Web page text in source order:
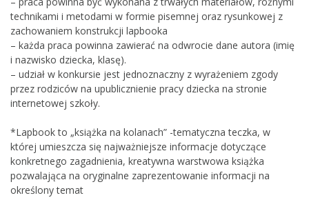
technikami i metodami w formie pisemnej oraz rysunkowej z
zachowaniem konstrukcji lapbooka
– każda praca powinna zawierać na odwrocie dane autora (imię
i nazwisko dziecka, klasę).
– udział w konkursie jest jednoznaczny z wyrażeniem zgody
przez rodziców na upublicznienie pracy dziecka na stronie
internetowej szkoły.
*Lapbook to „książka na kolanach” -tematyczna teczka, w
której umieszcza się najważniejsze informacje dotyczące
konkretnego zagadnienia, kreatywna warstwowa książka
pozwalająca na oryginalne zaprezentowanie informacji na
określony temat